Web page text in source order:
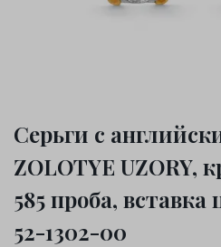
Серьги с
ZOLOTYE UZORY,
585 проба,
52-1302-00